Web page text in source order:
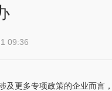
09:36
及更多专项政策的企业而言